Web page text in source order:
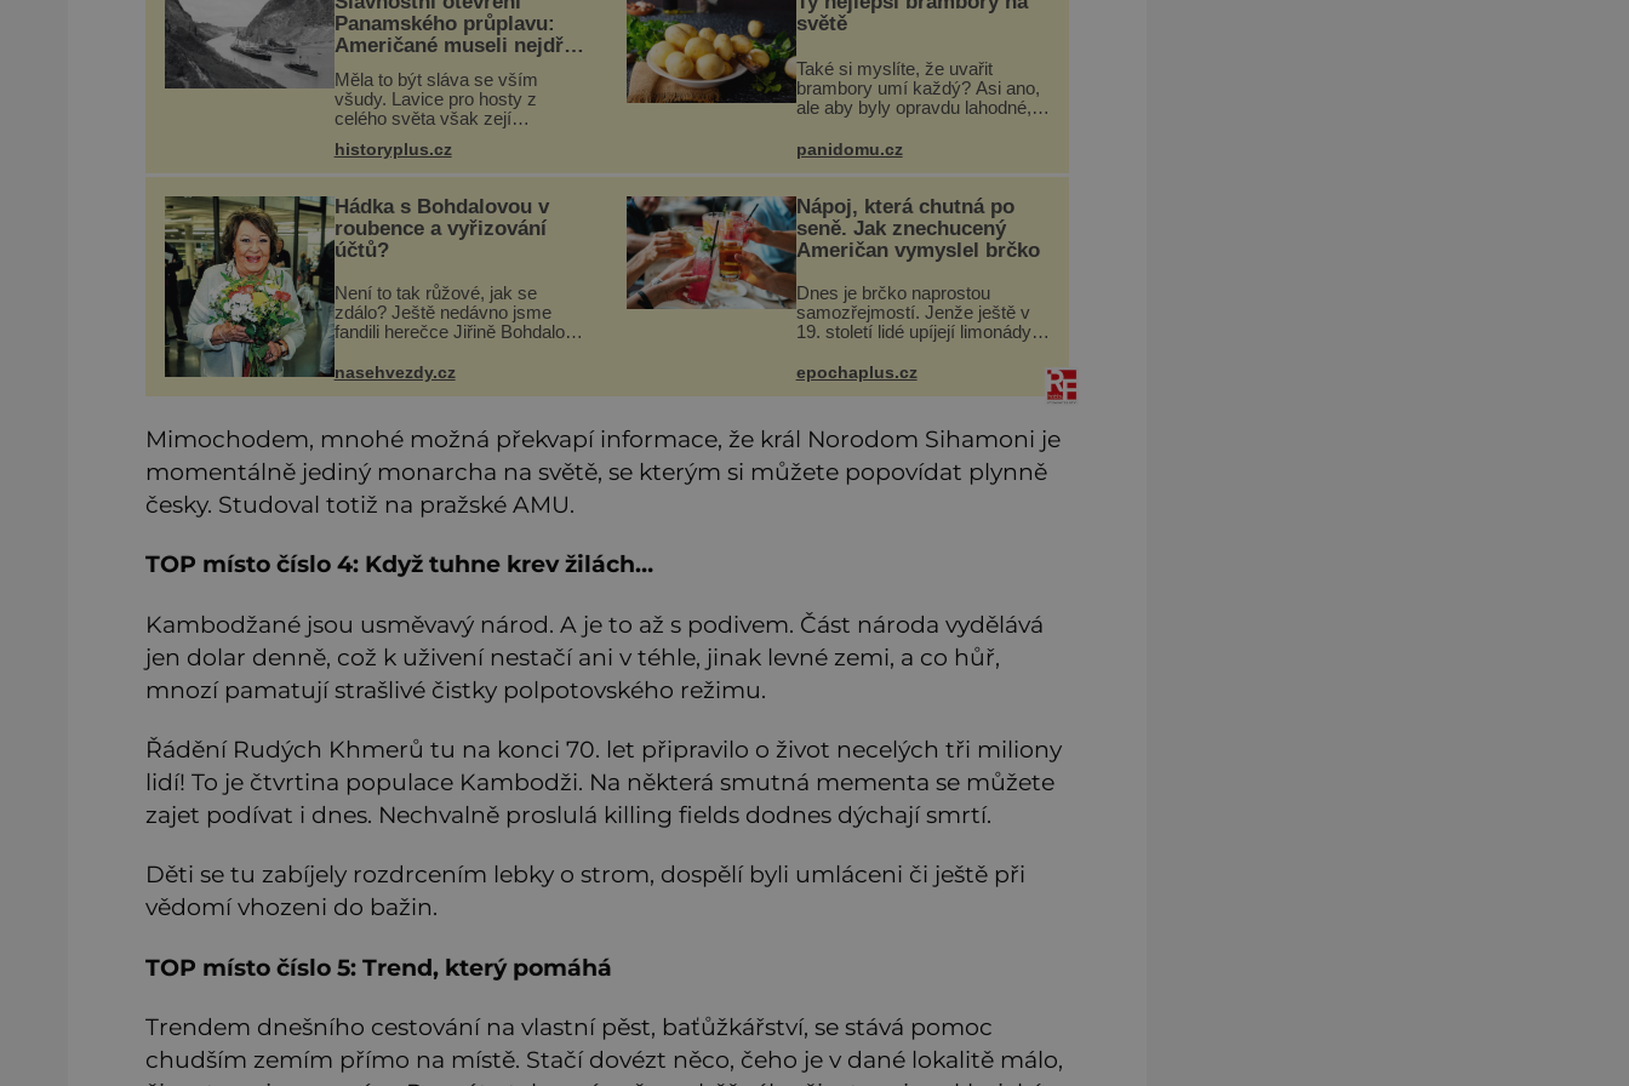
Panamského průplavu:
Američané museli nejdřív
Měla to být sláva se vším
všudy. Lavice pro hosty z
celého světa však zejí
SS Ancon právě otevřeným
Panamským průplavem sleduje
jen hrstka přítomných. Svět
vstoupil do
historyplus.cz
světě
Také si myslíte, že uvařit
brambory umí každý? Asi ano,
ale aby byly opravdu lahodné,
triky. Že jsou různé varné typy
od A, tedy na saláty, po D na
panidomu.cz
Hádka s Bohdalovou v
roubence a vyřizování
účtů?
Není to tak růžové, jak se
zdálo? Ještě nedávno jsme
fandili herečce Jiřině Bohdalové
(95), když se povídalo, že snad
tráví léto na své roubené
podnikatele
nasehvezdy.cz
Nápoj, která chutná po
seně. Jak znechucený
Američan vymyslel brčko
Dnes je brčko naprostou
samozřejmostí. Jenže ještě v
19. století lidé upíjejí limonády i
žitné slámy. Fungují sice dobře,
epochaplus.cz
Mimochodem, mnohé možná překvapí informace, že král Norodom Sihamoni je
momentálně jediný monarcha na světě, se kterým si můžete popovídat plynně
česky. Studoval totiž na pražské AMU.
TOP místo číslo 4: Když tuhne krev žilách…
Kambodžané jsou usměvavý národ. A je to až s podivem. Část národa vydělává
jen dolar denně, což k uživení nestačí ani v téhle, jinak levné zemi, a co hůř,
mnozí pamatují strašlivé čistky polpotovského režimu.
Řádění Rudých Khmerů tu na konci 70. let připravilo o život necelých tři miliony
lidí! To je čtvrtina populace Kambodži. Na některá smutná mementa se můžete
zajet podívat i dnes. Nechvalně proslulá killing fields dodnes dýchají smrtí.
Děti se tu zabíjely rozdrcením lebky o strom, dospělí byli umláceni či ještě při
vědomí vhozeni do bažin.
TOP místo číslo 5: Trend, který pomáhá
Trendem dnešního cestování na vlastní pěst, baťůžkářství, se stává pomoc
chudším zemím přímo na místě. Stačí dovézt něco, čeho je v dané lokalitě málo,